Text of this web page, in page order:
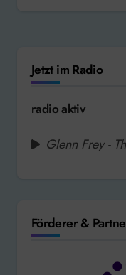
Jetzt im Radio
radio aktiv
Glenn Frey -
Förderer &